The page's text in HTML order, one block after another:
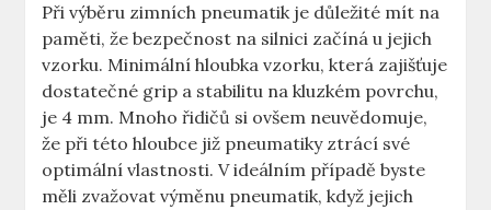
Při výběru zimních pneumatik je důležité mít na
paměti, že bezpečnost na silnici začíná u jejich
vzorku. Minimální hloubka vzorku, která zajišťuje
dostatečné grip a stabilitu na kluzkém povrchu,
je 4 mm. Mnoho řidičů si ovšem neuvědomuje,
že při této hloubce již pneumatiky ztrácí své
optimální vlastnosti. V ideálním případě byste
měli zvažovat výměnu pneumatik, když jejich